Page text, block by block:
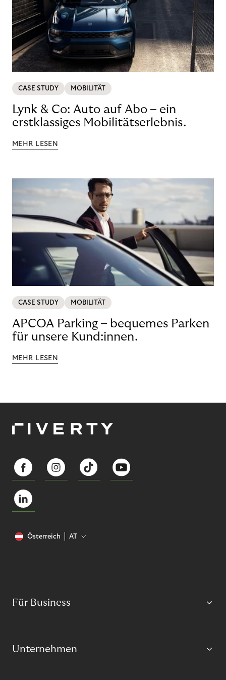
CASE STUDY MOBILITÄT
Lynk & Co: Auto auf Abo – ein
erstklassiges Mobilitätserlebnis.
MEHR LESEN
CASE STUDY MOBILITÄT
APCOA Parking – bequemes Parken
für unsere Kund:innen.
MEHR LESEN
Österreich AT
Für Business
Unternehmen